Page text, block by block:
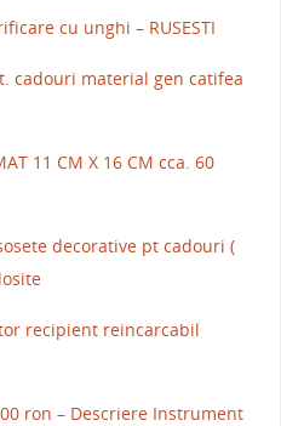
cu unghi – RUSESTI
cadouri material gen catifea
11 CM X 16 CM cca. 60
decorative pt cadouri (
recipient reincarcabil
ron – Descriere Instrument